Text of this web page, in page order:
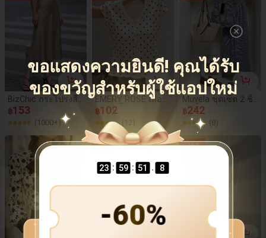
ขอแสดงความยินดี! คุณได้รับ
ของขวัญสำหรับผู้ใช้แอปใหม่
23 : 59 : 50 . 3
-60%
ยาว, ชุดนอนลายทาง
ดนอนสำหรับผู้หญิง,
ชุดนอนสำหรับผู้หญิ
ง, รายละเอียดที่อบอุ่
นและสง่างาม, ชุดน
อนลายทางสำหรับผู้ห
ญิงในฤดูใบไม้ร่วง, เ
สื้อคอกลมทรงหลวม,
กางเกงเอวยางยืดสา
มารถสวมใส่เป็นชุด
ลำลองนอกบ้านได้,
ชุดเสื้อผ้าสำหรับใส่ใ
นบ้าน, ชุดแฟชั่น Y2
K, ชุดสีน้ำเงินทรงหล
วมเอวต่ำเปิดหลังทรง
ตรงขากว้าง
BizChic กระโปรงสีพื้
น สไตล์วินเทจฝรั่งเศ
ส หรูหรา ธุรกิจทางก
าร มินิมอล สำหรับใ
ส่ไปทำงาน ออฟฟิศ
ฤดูใบไม้ร่วง ทรงเข้า
รูป หรูหรา เซ็กซี่ อเ
นกประสงค์ สำหรับเ
ดท ใส่ประจำวัน วันห
ยุด ฮาโลวีน กลับโรง
เรียน ปาร์ตี้ วันเกิด แ
ขกงานแต่ง โบสถ์ โ
อกาสพิเศษ ออกไปข้
างนอก ชายหาด การ
รวมตัว สังคม วันหยุ
฿153
(1000+)
EMERY ROSE เสื้อยื
ดแขนสั้นคอกลมลาย
จุดแฟชั่นผู้หญิงสไตล์
ลำลองอเนกประสงค์
สินค้าใหม่
฿102
(12)
Muvela ชุดเซ็ต 2 ชิ้
น เสื้อสายเดี่ยวคอก
ลมลายสก๊อตและกา
งเกงขายาวทรงหลว
มสำหรับผู้หญิง ลำลอ
ง
฿242
(8)
-30% -35%